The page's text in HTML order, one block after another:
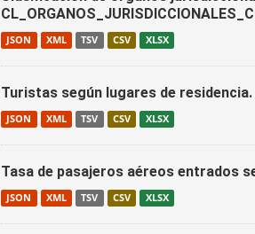
JSON XML TSV CSV XLSX
Turistas según lugares de
JSON XML TSV CSV XLSX
Tasa de pasajeros aéreos entrados
JSON XML TSV CSV XLSX